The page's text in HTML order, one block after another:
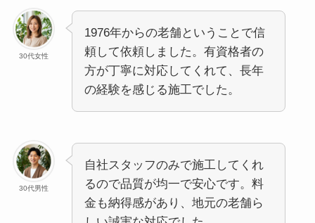
30代女性
1976年からの老舗ということで信
頼して依頼しました。有資格者の
方が丁寧に対応してくれて、長年
の経験を感じる施工でした。
30代男性
自社スタッフのみで施工してくれ
るので品質が均一で安心です。料
金も納得感があり、地元の老舗ら